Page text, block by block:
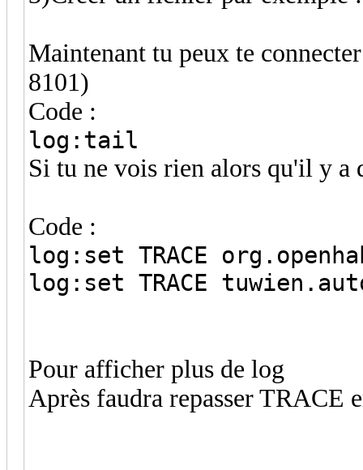
Maintenant tu peux te
8101)
Code :
log:tail
Si tu ne vois rien alors qu'il y a
Code :
log:set TRACE
log:set TRACE
Pour afficher plus de log
Après faudra repasser TRACE